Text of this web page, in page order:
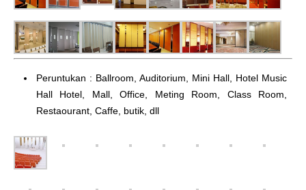
Peruntukan : Ballroom, Auditorium, Mini Hall, Hotel Music
Hall Hotel, Mall, Office, Meting Room, Class Room,
Restaourant, Caffe, butik, dll